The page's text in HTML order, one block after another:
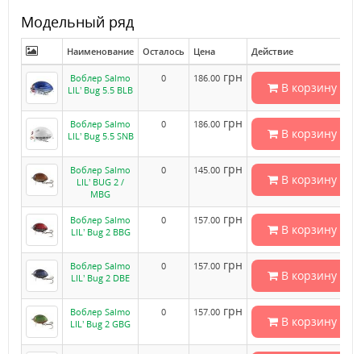
Модельный ряд
Наименование Осталось Цена Действие
Воблер Salmo
LIL’ Bug 5.5 BLB
0 186.00 грн
В корзину
Воблер Salmo
LIL’ Bug 5.5 SNB
0 186.00 грн
В корзину
Воблер Salmo
LIL’ BUG 2 /
MBG
0 145.00 грн
В корзину
Воблер Salmo
LIL’ Bug 2 BBG
0 157.00 грн
В корзину
Воблер Salmo
LIL’ Bug 2 DBE
0 157.00 грн
В корзину
Воблер Salmo
LIL’ Bug 2 GBG
0 157.00 грн
В корзину